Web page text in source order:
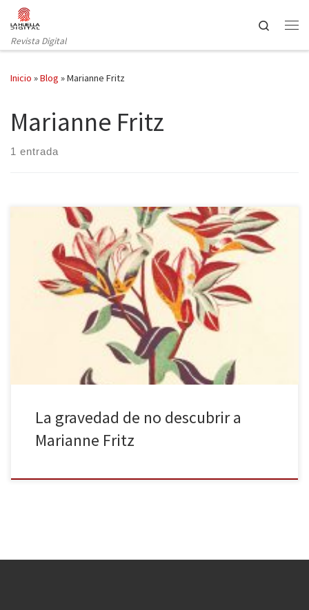
Saltar al contenido
Revista Digital
Search
Inicio »Blog »Marianne Fritz
Marianne Fritz
1 entrada
Pocas novelas me han impactado tanto últimamente como la que
tengo entre mis manos. Ya el prólogo de Juan de Sola nos
anticipaba la maravilla en la que nos embaucábamos, tras
analizarnos la intensa y peculiar vida de su autora y sus obras más
emblemáticas, así como las polémicas que […]
La gravedad de no descubrir a
Marianne Fritz